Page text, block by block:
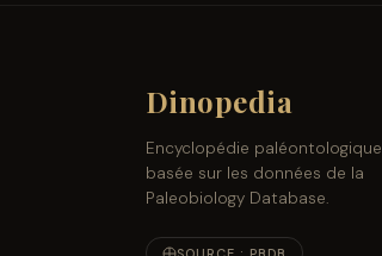
Dinopedia
Encyclopédie paléontologique
basée sur les données de la
Paleobiology Database.